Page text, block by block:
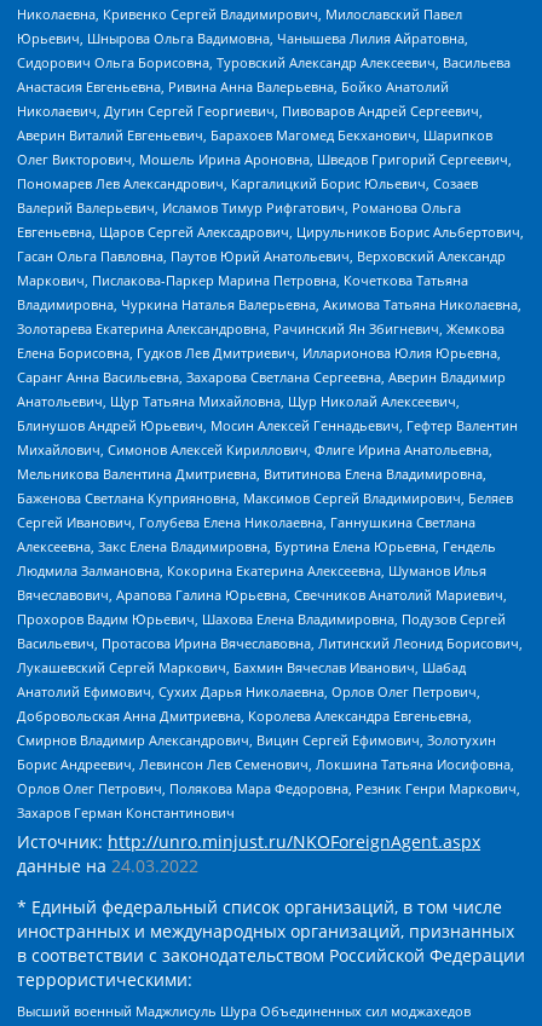
Николаевна, Кривенко Сергей Владимирович, Милославский Павел
Юрьевич, Шнырова Ольга Вадимовна, Чанышева Лилия Айратовна,
Сидорович Ольга Борисовна, Туровский Александр Алексеевич, Васильева
Анастасия Евгеньевна, Ривина Анна Валерьевна, Бойко Анатолий
Николаевич, Дугин Сергей Георгиевич, Пивоваров Андрей Сергеевич,
Аверин Виталий Евгеньевич, Барахоев Магомед Бекханович, Шарипков
Олег Викторович, Мошель Ирина Ароновна, Шведов Григорий Сергеевич,
Пономарев Лев Александрович, Каргалицкий Борис Юльевич, Созаев
Валерий Валерьевич, Исламов Тимур Рифгатович, Романова Ольга
Евгеньевна, Щаров Сергей Алексадрович, Цирульников Борис Альбертович,
Гасан Ольга Павловна, Паутов Юрий Анатольевич, Верховский Александр
Маркович, Пислакова-Паркер Марина Петровна, Кочеткова Татьяна
Владимировна, Чуркина Наталья Валерьевна, Акимова Татьяна Николаевна,
Золотарева Екатерина Александровна, Рачинский Ян Збигневич, Жемкова
Елена Борисовна, Гудков Лев Дмитриевич, Илларионова Юлия Юрьевна,
Саранг Анна Васильевна, Захарова Светлана Сергеевна, Аверин Владимир
Анатольевич, Щур Татьяна Михайловна, Щур Николай Алексеевич,
Блинушов Андрей Юрьевич, Мосин Алексей Геннадьевич, Гефтер Валентин
Михайлович, Симонов Алексей Кириллович, Флиге Ирина Анатольевна,
Мельникова Валентина Дмитриевна, Вититинова Елена Владимировна,
Баженова Светлана Куприяновна, Максимов Сергей Владимирович, Беляев
Сергей Иванович, Голубева Елена Николаевна, Ганнушкина Светлана
Алексеевна, Закс Елена Владимировна, Буртина Елена Юрьевна, Гендель
Людмила Залмановна, Кокорина Екатерина Алексеевна, Шуманов Илья
Вячеславович, Арапова Галина Юрьевна, Свечников Анатолий Мариевич,
Прохоров Вадим Юрьевич, Шахова Елена Владимировна, Подузов Сергей
Васильевич, Протасова Ирина Вячеславовна, Литинский Леонид Борисович,
Лукашевский Сергей Маркович, Бахмин Вячеслав Иванович, Шабад
Анатолий Ефимович, Сухих Дарья Николаевна, Орлов Олег Петрович,
Добровольская Анна Дмитриевна, Королева Александра Евгеньевна,
Смирнов Владимир Александрович, Вицин Сергей Ефимович, Золотухин
Борис Андреевич, Левинсон Лев Семенович, Локшина Татьяна Иосифовна,
Орлов Олег Петрович, Полякова Мара Федоровна, Резник Генри Маркович,
Захаров Герман Константинович
Источник: http://unro.minjust.ru/NKOForeignAgent.aspx
данные на 24.03.2022
* Единый федеральный список организаций, в том числе
иностранных и международных организаций, признанных
в соответствии с законодательством Российской Федерации
террористическими:
Высший военный Маджлисуль Шура Объединенных сил моджахедов